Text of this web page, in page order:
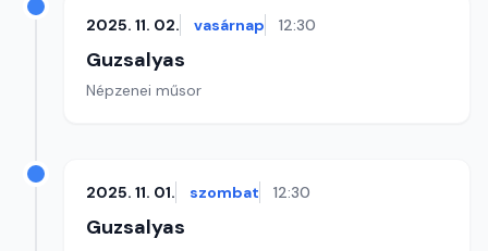
2025. 11. 02. vasárnap 12:30
Guzsalyas
Népzenei műsor
2025. 11. 01. szombat 12:30
Guzsalyas